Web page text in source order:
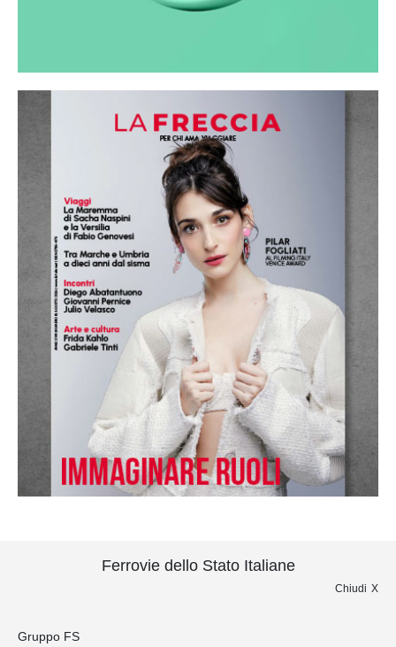
Entra a far parte di un grande
Gruppo che fonda sull'etica e sulla
responsabilità sociale ogni nuova
iniziativa.
In copertina Pilar Fogliati, premiata
Ferrovie dello Stato Italiane
Chiudi
Gruppo FS